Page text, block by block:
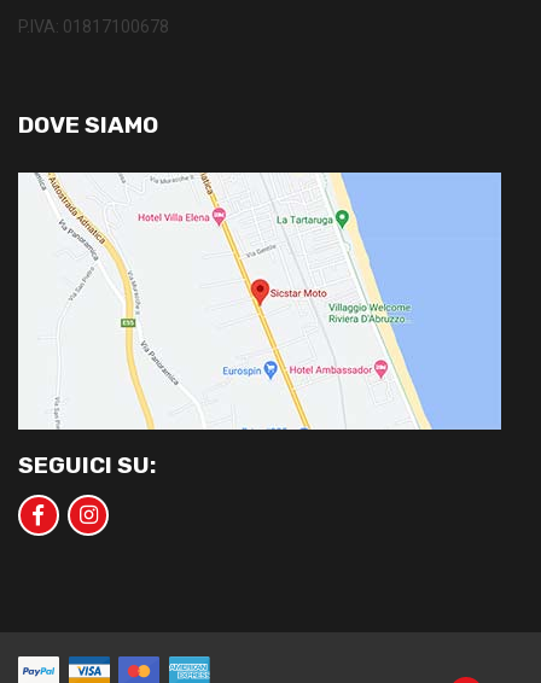
P.IVA: 01817100678
DOVE SIAMO
SEGUICI SU: